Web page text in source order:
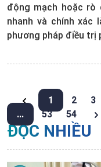
động mạch hoặc rò
nhanh và chính xác
phương pháp điều trị
1 2 3
...
53 54
ĐỌC NHIỀU